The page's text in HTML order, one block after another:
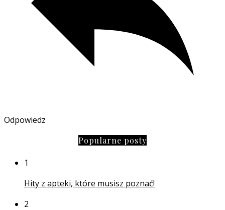
Odpowiedz
Popularne posty
1
Hity z apteki, które musisz poznać!
2